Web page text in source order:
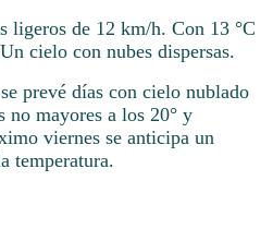
ligeros de 12 km/h. Con 13 °C
cielo con nubes dispersas.
prevé días con cielo nublado
no mayores a los 20° y
viernes se anticipa un
temperatura.